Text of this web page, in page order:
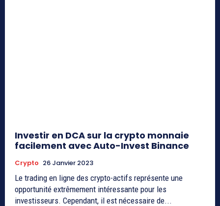
Investir en DCA sur la crypto monnaie
facilement avec Auto-Invest Binance
Crypto 26 Janvier 2023
Le trading en ligne des crypto-actifs représente une
opportunité extrêmement intéressante pour les
investisseurs. Cependant, il est nécessaire de...